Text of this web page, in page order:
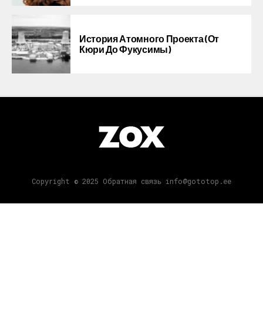
История Атомного Проекта (от
Кюри До Фукусимы)
Copyright © 2025 Обратная связь info@gototop.ee